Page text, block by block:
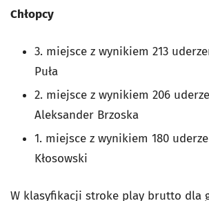
Chłopcy
3. miejsce z wynikiem 213
Puła
2. miejsce z wynikiem 206
Aleksander Brzoska
1. miejsce z wynikiem 180
Kłosowski
W klasyfikacji stroke play brutto dla